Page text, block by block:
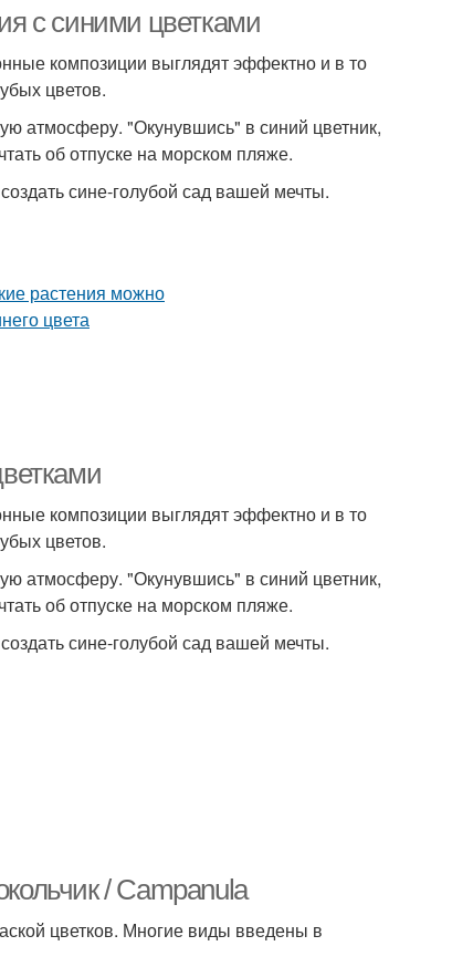
с синими цветками
композиции выглядят эффектно и в то
цветов.
атмосферу. "Окунувшись" в синий цветник,
об отпуске на морском пляже.
сине-голубой сад вашей мечты.
композиции выглядят эффектно и в то
цветов.
атмосферу. "Окунувшись" в синий цветник,
об отпуске на морском пляже.
сине-голубой сад вашей мечты.
/ Campanula
цветков. Многие виды введены в